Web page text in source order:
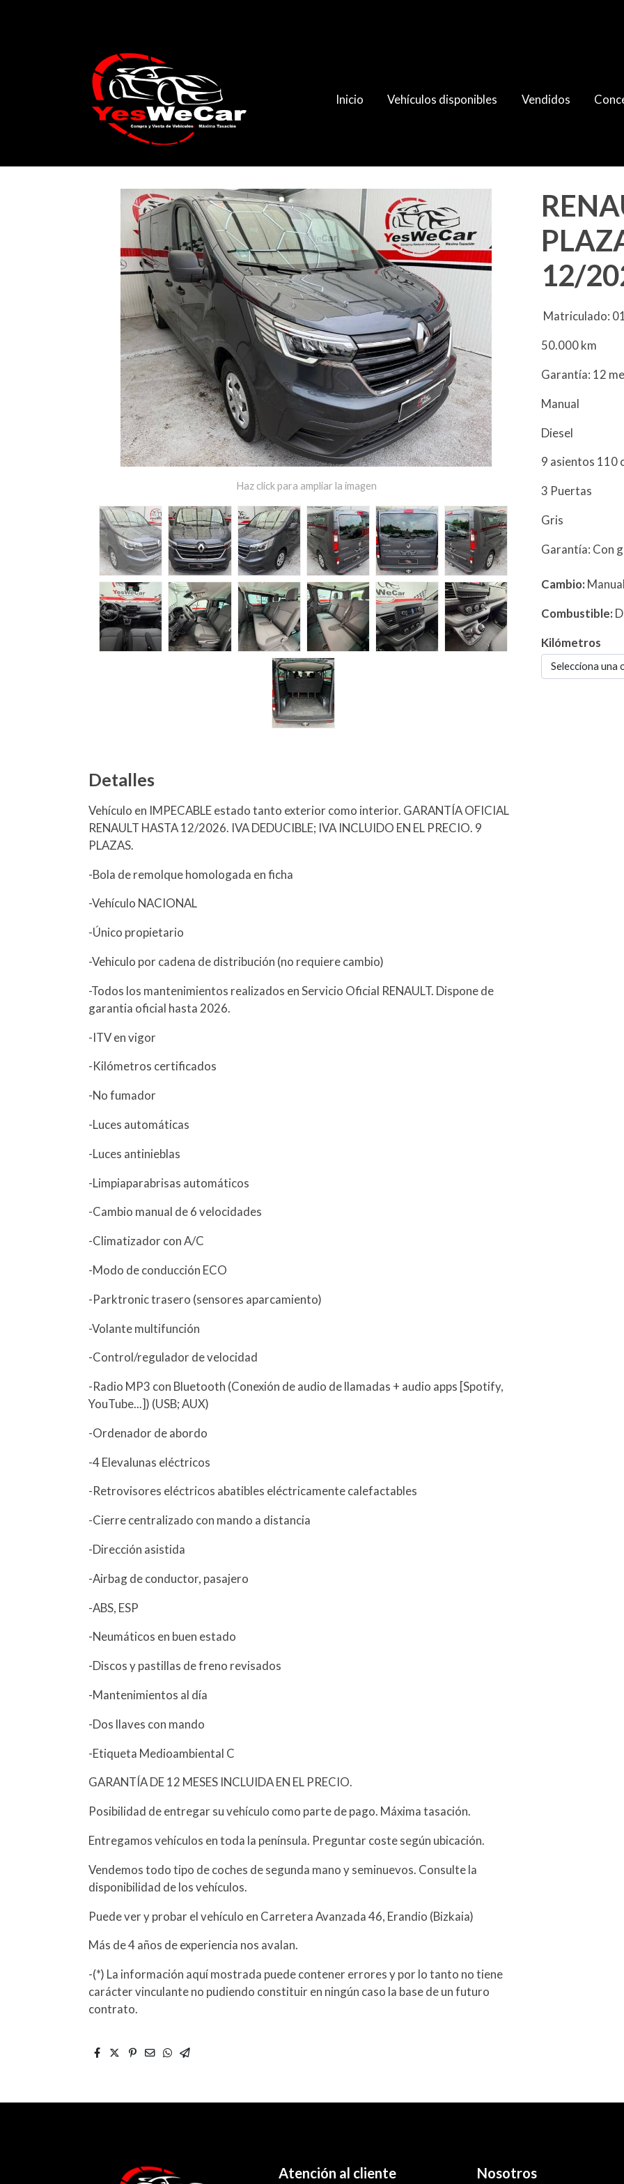
Inicio Vehículos disponibles Vendidos
Catálogo RENAULT TRAFIC 9 PLAZAS 2.0 dCi 110cv 12/2023 (C)
Haz click para ampliar la imagen
Detalles
Vehículo en IMPECABLE estado tanto exterior como interior. GARANTÍA OFICIAL
RENAULT HASTA 12/2026. IVA DEDUCIBLE; IVA INCLUIDO EN EL PRECIO. 9
PLAZAS.
-Bola de remolque homologada en ficha
-Vehículo NACIONAL
-Único propietario
-Vehiculo por cadena de distribución (no requiere cambio)
-Todos los mantenimientos realizados en Servicio Oficial RENAULT. Dispone de
garantia oficial hasta 2026.
-ITV en vigor
-Kilómetros certificados
-No fumador
-Luces automáticas
-Luces antinieblas
-Limpiaparabrisas automáticos
-Cambio manual de 6 velocidades
-Climatizador con A/C
-Modo de conducción ECO
-Parktronic trasero (sensores aparcamiento)
-Volante multifunción
-Control/regulador de velocidad
-Radio MP3 con Bluetooth (Conexión de audio de llamadas + audio apps [Spotify,
YouTube...]) (USB; AUX)
-Ordenador de abordo
-4 Elevalunas eléctricos
-Retrovisores eléctricos abatibles eléctricamente calefactables
-Cierre centralizado con mando a distancia
-Dirección asistida
-Airbag de conductor, pasajero
-ABS, ESP
-Neumáticos en buen estado
-Discos y pastillas de freno revisados
-Mantenimientos al día
-Dos llaves con mando
-Etiqueta Medioambiental C
GARANTÍA DE 12 MESES INCLUIDA EN EL PRECIO.
Posibilidad de entregar su vehículo como parte de pago. Máxima tasación.
Entregamos vehículos en toda la península. Preguntar coste según ubicación.
Vendemos todo tipo de coches de segunda mano y seminuevos. Consulte la
disponibilidad de los vehículos.
Puede ver y probar el vehículo en Carretera Avanzada 46, Erandio (Bizkaia)
Más de 4 años de experiencia nos avalan.
-(*) La información aquí mostrada puede contener errores y por lo tanto no tiene
carácter vinculante no pudiendo constituir en ningún caso la base de un futuro
contrato.
12/
Matriculado:
50.000 km
Garantía: 12
Manual
Diesel
9 asientos 110
3 Puertas
Gris
Garantía: Con
Cambio: Manual
Combustible:
Kilómetros
Selecciona una
Atención al cliente Nosotros